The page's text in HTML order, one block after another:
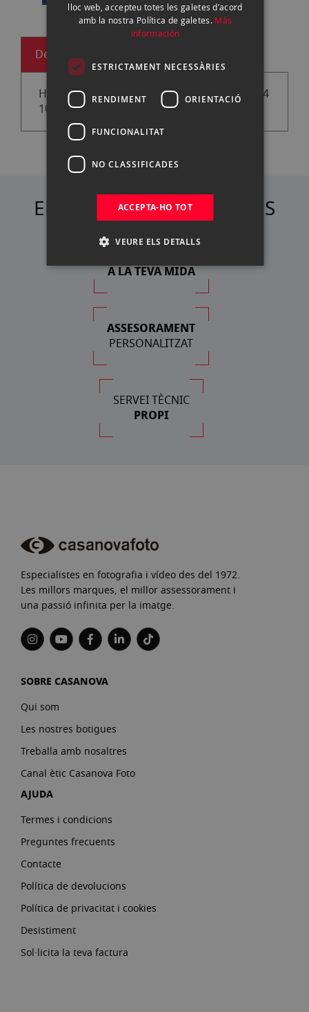
Descripción
HAHNEMUHLE SOBRE SUGAR CANE 300G A4
10H
ELS NOSTRES AVANTATGES
A LA TEVA MIDA
ASSESORAMENT
PERSONALITZAT
SERVEI TÈCNIC
PROPI
Especialistes en fotografia i vídeo des del 1972.
Les millors marques, el millor assessorament i
una passió infinita per la imatge.
SOBRE CASANOVA
Qui som
Les nostres botigues
Treballa amb nosaltres
Canal ètic Casanova Foto
AJUDA
Termes i condicions
Preguntes frecuents
Contacte
Política de devolucions
Política de privacitat i cookies
Desistiment
Sol·licita la teva factura
CATALAN
lloc web, accepteu totes les galetes d’acord
amb la nostra Política de galetes. Más
información
ESTRICTAMENT NECESSÀRIES
RENDIMENT ORIENTACIÓ
FUNCIONALITAT
NO CLASSIFICADES
ACCEPTA-HO TOT
VEURE ELS DETALLS